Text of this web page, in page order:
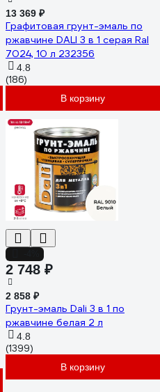
13 369 ₽
Графитовая грунт-эмаль по
ржавчине DALI 3 в 1 серая Ral
7024, 10 л 232356
4.8
(186)
В корзину
2 748 ₽
2 858 ₽
Грунт-эмаль Dali 3 в 1 по
ржавчине белая 2 л
4.8
(1399)
В корзину